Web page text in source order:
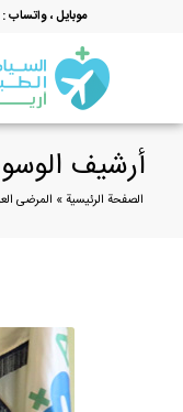
موبایل ، واتساب :
أرشيف
الصفحة الرئيسية» المرضى